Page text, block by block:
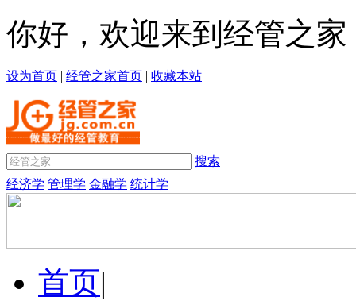
你好，欢迎来到经管之家
设为首页 | 经管之家首页 | 收藏本站
搜索
经济学 管理学 金融学 统计学
首页|